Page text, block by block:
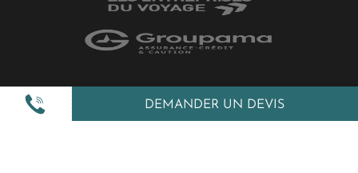
DEMANDER UN DEVIS
Plan du site
Politique de confidentialité